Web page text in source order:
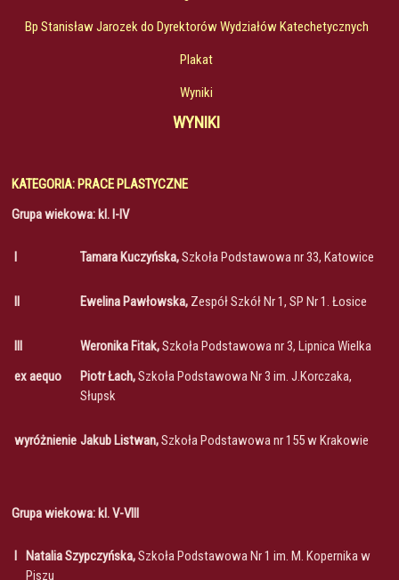
Bp Stanisław Jarozek do Dyrektorów Wydziałów Katechetycznych
Plakat
Wyniki
WYNIKI
KATEGORIA: PRACE PLASTYCZNE
Grupa wiekowa: kl. I-IV
I Tamara Kuczyńska,Szkoła Podstawowa nr 33, Katowice
II Ewelina Pawłowska, Zespół Szkół Nr 1, SP Nr 1. Łosice
III
ex aequo
Weronika Fitak,Szkoła Podstawowa nr 3, Lipnica Wielka
Piotr Łach,Szkoła Podstawowa Nr 3 im. J.Korczaka,
Słupsk
wyróżnienie Jakub Listwan,Szkoła Podstawowa nr 155 w Krakowie
Grupa wiekowa: kl. V-VIII
I Natalia Szypczyńska,Szkoła Podstawowa Nr 1 im. M. Kopernika w
Piszu